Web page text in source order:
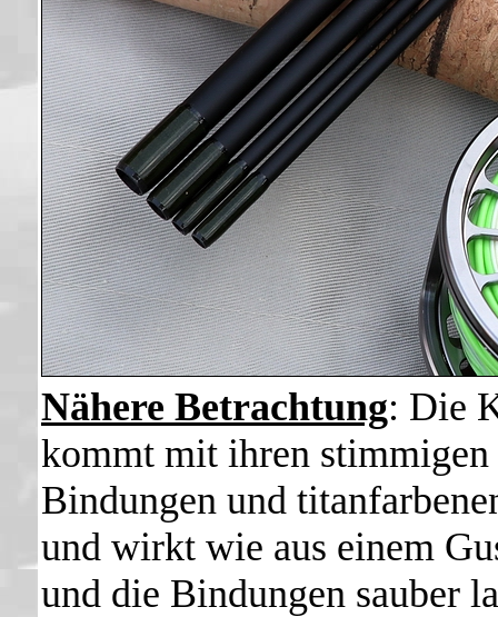
Nähere Betrachtung: Die
kommt mit ihren stimmigen
Bindungen und
und wirkt wie aus einem
und die Bindungen sauber